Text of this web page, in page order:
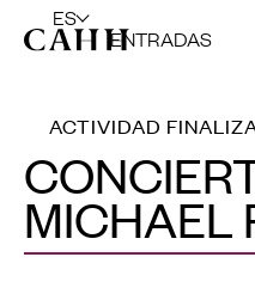
ES
ENTRADAS
ACTIVIDAD
MICHAEL